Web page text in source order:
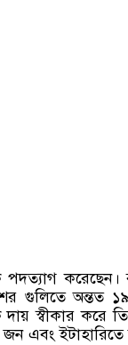
পদত্যাগ
গুলিতে অন্তত
স্বীকার করে
জন এবং